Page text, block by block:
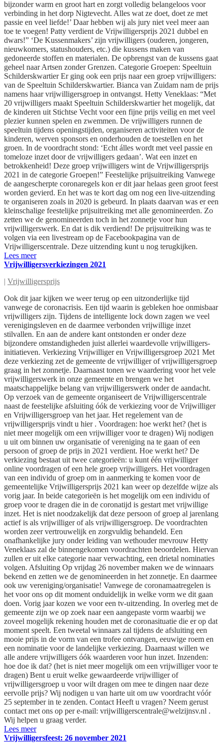
bijzonder warm en groot hart en zorgt volledig belangeloos voor
verbinding in het dorp Nigtevecht. Alles wat ze doet, doet ze met
passie en veel liefde!’ Daar hebben wij als jury niet veel meer aan
toe te voegen! Patty verdient de Vrijwilligersprijs 2021 dubbel en
dwars!” ‘De Kussenmakers’ zijn vrijwilligers (ouderen, jongeren,
nieuwkomers, statushouders, etc.) die kussens maken van
gedoneerde stoffen en materialen. De opbrengst van de kussens gaat
geheel naar Artsen zonder Grenzen. Categorie Groepen: Speeltuin
Schilderskwartier Er ging ook een prijs naar een groep vrijwilligers:
van de Speeltuin Schilderskwartier. Bianca van Zuidam nam de prijs
namens haar vrijwilligersgroep in ontvangst. Hetty Veneklaas: “Met
20 vrijwilligers maakt Speeltuin Schilderskwartier het mogelijk, dat
de kinderen uit Stichtse Vecht voor een fijne prijs veilig en met veel
plezier kunnen spelen en zwemmen. De vrijwilligers runnen de
speeltuin tijdens openingstijden, organiseren activiteiten voor de
kinderen, werven sponsors en onderhouden de toestellen en het
groen. In de voordracht stond: ‘Echt álles wordt met veel passie en
tomeloze inzet door de vrijwilligers gedaan’. Wat een inzet en
betrokkenheid! Deze groep vrijwilligers wint de Vrijwilligersprijs
2021 in de categorie Groepen!” Feestelijke prijsuitreiking Vanwege
de aangescherpte coronaregels kon er dit jaar helaas geen groot feest
worden gevierd. En het was te kort dag om nog een live-uitzending
te organiseren zoals in 2020 is gebeurd. In plaats daarvan was er een
kleinschalige feestelijke prijsuitreiking met alle genomineerden. Zo
zetten we de genomineerden toch in het zonnetje voor hun
vrijwilligerswerk. En dat is dik verdiend! De prijsuitreiking was te
volgen via een livestream op de Facebookpagina van de
Vrijwilligerscentrale. Deze uitzending kunt u nog terugkijken.
Lees meer
Vrijwilligersverkiezingen 2021
| Vrijwilligersprijs
Ook dit jaar kijken we weer terug op een uitzonderlijke tijd
vanwege de coronacrisis. Een tijd waarin is gebleken hoe onmisbaar
vrijwilligers zijn. Tijdens de intelligente lock down zagen we veel
verenigingsleven en de daarmee verbonden vrijwillige inzet
stilvallen. En aan de andere kant ontstonden er onder deze
bijzondere omstandigheden juist allerlei waardevolle vrijwilligers-
initiatieven. Verkiezing Vrijwilliger en Vrijwilligersgroep 2021 Met
deze verkiezing zet de gemeente de vrijwilliger of vrijwilligersgroep
graag in het zonnetje. Daarnaast tonen we waardering voor het vele
vrijwilligerswerk in onze gemeente en brengen we het
maatschappelijke belang van vrijwilligerswerk onder de aandacht.
Op verzoek van de gemeente organiseert de Vrijwilligerscentrale
naast de feestelijke afsluiting óók de verkiezing voor de Vrijwilliger
en Vrijwilligersgroep van het jaar. Het regelement van de
vrijwilligersprijs vindt u hier . Voordragen: hoe werkt het? (het is
niet meer mogelijk om een vrijwilliger voor te dragen) Wij nodigen
u uit om binnen uw organisatie of vereniging na te gaan of een
persoon of groep de prijs in 2021 verdient. Hoe werkt het? De
verkiezing bestaat uit twee categorieën: u kunt één vrijwilliger
online voordragen of een hele groep vrijwilligers. Het voordragen
van een individu of groep om in aanmerking te komen voor de
gemeentelijke Vrijwilligersprijs 2021 kan weer op dezelfde wijze als
vorig jaar. In beide categorieën is het mogelijk om een individu of
groep voor te dragen die in de coronatijd is gestart met vrijwillige
inzet. Het is niet noodzakelijk dat deze persoon of groep al jarenlang
actief is als vrijwilliger of als vrijwilligersgroep. De voordrachten
worden zeer vertrouwelijk en zorgvuldig behandeld. Een
onafhankelijke jury onder leiding van wethouder mevrouw Hetty
Veneklaas zal de binnengekomen voordrachten beoordelen. Hiervan
zullen er uit elke categorie naar verwachting, een drietal nominaties
volgen. Afsluiting Op vrijdag 26 november maken we de winnaars
bekend en zetten we de genomineerden in het zonnetje. En daarmee
ook uw vereniging/organisatie! Vanwege de coronamaatregelen is
het voor ons op dit moment onduidelijk in welke vorm we dit gaan
doen. Vorig jaar kozen we voor een tv-uitzending. In overleg met de
gemeente zijn we op zoek naar een aangepaste vorm waarbij we
zoveel mogelijk rekening houden met de coronasituatie die er op dat
moment speelt. Een tweetal winnaars zal tijdens de afsluiting een
mooie prijs in de vorm van een trofee ontvangen, eeuwige roem en
een nominatie voor de landelijke verkiezing. Daarnaast willen we
alle andere vrijwilligers óók waarderen voor hun inzet. Inzenden:
hoe doe ik dat? (het is niet meer mogelijk om een vrijwilliger voor te
dragen) Bent u eruit welke gewaardeerde vrijwilliger of
vrijwilligersgroep u voor wilt dragen om mee te dingen naar deze
eervolle prijs? Wij nodigen u van harte uit om uw voordracht vóór
25 september in te zenden. Contact Heeft u vragen? Neem gerust
contact met ons op per e-mail: vrijwilligerscentrale@welzijnsv.nl .
Wij helpen u graag verder.
Lees meer
Vrijwilligersfeest: 26 november 2021